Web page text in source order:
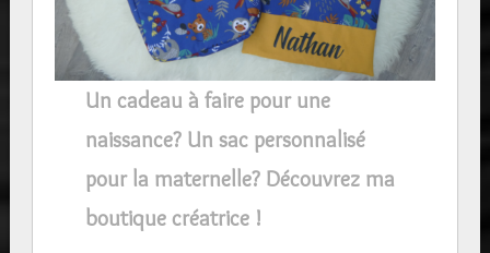
Un cadeau à faire pour une
naissance? Un sac personnalisé
pour la maternelle? Découvrez ma
boutique créatrice !